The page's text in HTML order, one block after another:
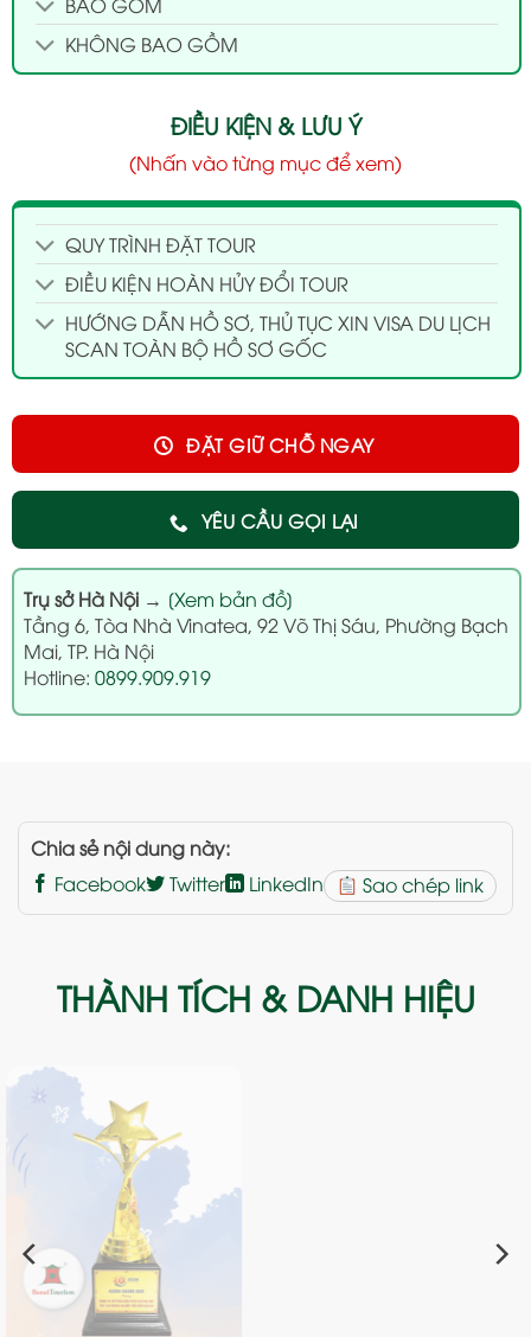
KHÔNG BAO GỒM
ĐIỀU KIỆN & LƯU Ý
(Nhấn vào từng mục để xem)
QUY TRÌNH ĐẶT TOUR
ĐIỀU KIỆN HOÀN HỦY ĐỔI TOUR
HƯỚNG DẪN HỒ SƠ, THỦ TỤC XIN VISA DU LỊCH
SCAN TOÀN BỘ HỒ SƠ GỐC
YÊU CẦU GỌI LẠI
ĐẶT GIỮ CHỖ NGAY
Trụ sở Hà Nội→ [Xem bản đồ]
Tầng 6, Tòa Nhà Vinatea, 92 Võ Thị Sáu, Phường Bạch
Mai, TP. Hà Nội
Hotline: 0899.909.919
Chia sẻ nội dung này:
Facebook
Twitter LinkedIn Sao chép link
THÀNH TÍCH & DANH HIỆU